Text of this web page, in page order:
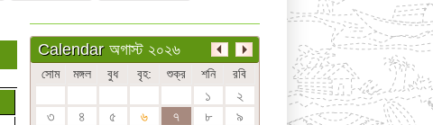
Calendar অগাস্ট ২০২৬
সোম মঙ্গল বুধ বৃহ: শুক্র শনি রবি
১
২
৩
৪ ৫ ৬ ৭ ৮
৯